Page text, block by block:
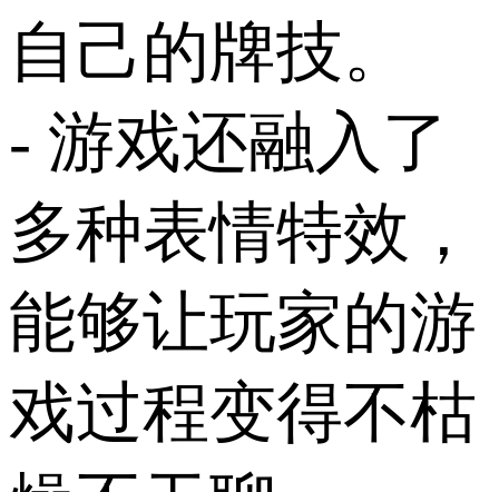
自己的牌技。
- 游戏还融入了
多种表情特效，
能够让玩家的游
戏过程变得不枯